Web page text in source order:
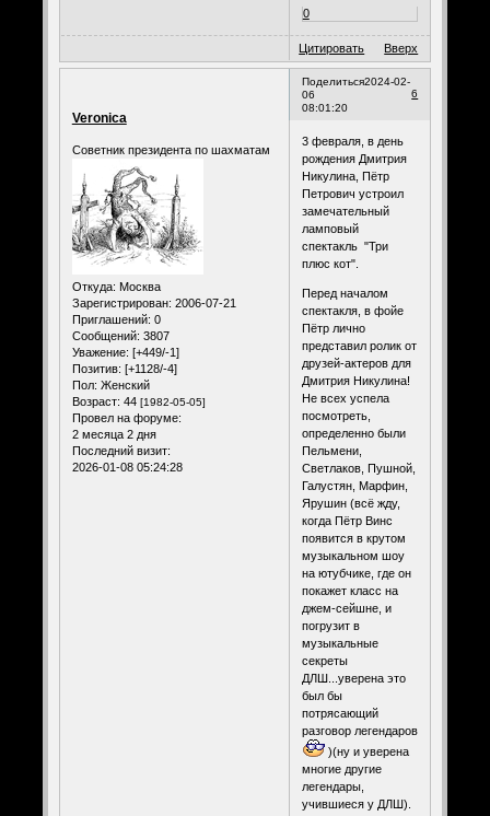
0
Цитировать Вверх
Поделиться
6
2024-02-
06
08:01:20
Veronica
Советник президента по шахматам
Откуда: Москва
Зарегистрирован: 2006-07-21
Приглашений: 0
Сообщений: 3807
Уважение: [+449/-1]
Позитив: [+1128/-4]
Пол: Женский
Возраст: 44 [1982-05-05]
Провел на форуме:
2 месяца 2 дня
Последний визит:
2026-01-08 05:24:28
3 февраля, в день
рождения Дмитрия
Никулина, Пётр
Петрович устроил
замечательный
ламповый
спектакль "Три
плюс кот".
Перед началом
спектакля, в фойе
Пётр лично
представил ролик от
друзей-актеров для
Дмитрия Никулина!
Не всех успела
посмотреть,
определенно были
Пельмени,
Светлаков, Пушной,
Галустян, Марфин,
Ярушин (всё жду,
когда Пëтр Винс
появится в крутом
музыкальном шоу
на ютубчике, где он
покажет класс на
джем-сейшне, и
погрузит в
музыкальные
секреты
ДЛШ...уверена это
был бы
потрясающий
разговор легендаров
)(ну и уверена
многие другие
легендары,
учившиеся у ДЛШ).